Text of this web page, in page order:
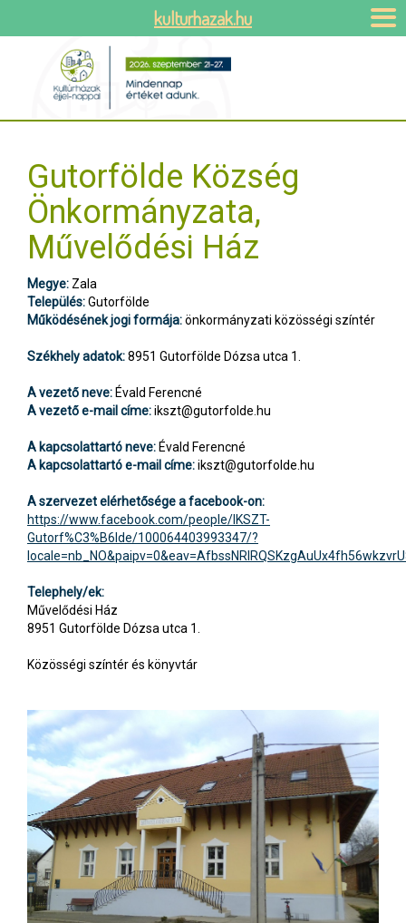
Gutorfölde Község
Önkormányzata,
Művelődési Ház
Megye: Zala
Település:Gutorfölde
Működésének jogi formája:önkormányzati közösségi színtér
Székhely adatok:8951 Gutorfölde Dózsa utca 1.
A vezető neve: Évald Ferencné
A vezető e-mail címe:ikszt@gutorfolde.hu
A kapcsolattartó neve: Évald Ferencné
A kapcsolattartó e-mail címe:ikszt@gutorfolde.hu
A szervezet elérhetősége a facebook-on:
https://www.facebook.com/people/IKSZT-
Gutorf%C3%B6lde/100064403993347/?
Telephely/ek:
Művelődési Ház
8951 Gutorfölde Dózsa utca 1.
Közösségi színtér és könyvtár
kulturhazak.hu